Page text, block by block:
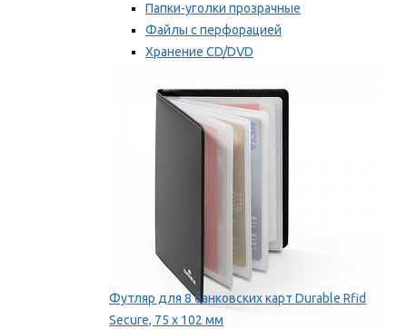
Папки-уголки прозрачные
Файлы с перфорацией
Хранение CD/DVD
Мы рекомендуем
Футляр для 8 банковских карт Durable Rfid
Secure, 75 х 102 мм